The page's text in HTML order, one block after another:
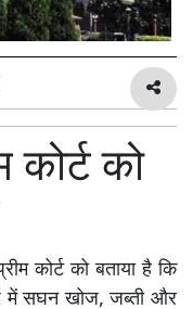
को
कोर्ट को बताया है कि
में सघन खोज, जब्ती और